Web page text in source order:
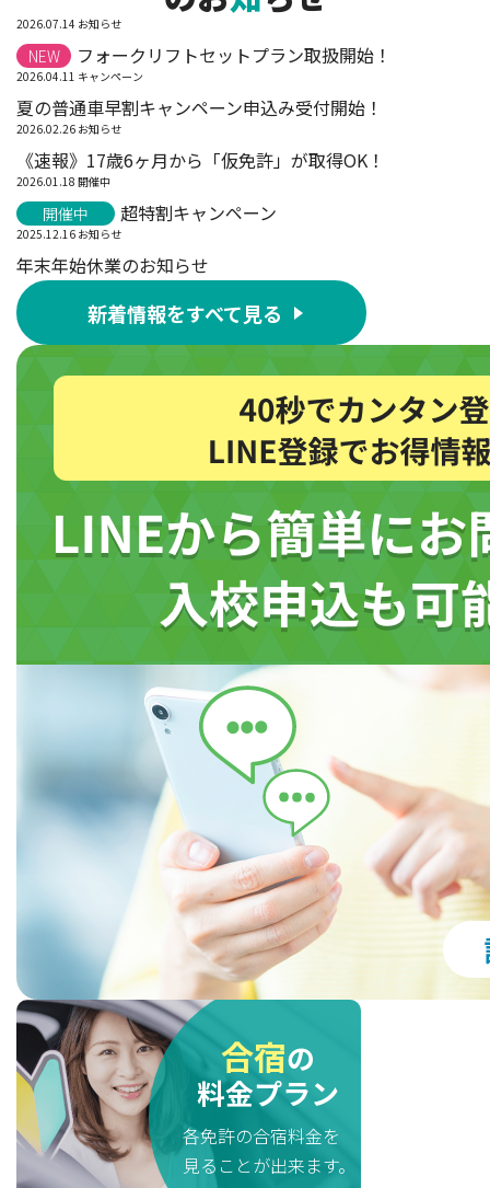
2026.07.14 お知らせ
NEW フォークリフトセットプラン取扱開始！
2026.04.11 キャンペーン
夏の普通車早割キャンペーン申込み受付開始！
2026.02.26 お知らせ
《速報》17歳6ヶ月から「仮免許」が取得OK！
2026.01.18 開催中
開催中 超特割キャンペーン
2025.12.16 お知らせ
年末年始休業のお知らせ
新着情報をすべて見る
合宿の
料金プラン
各免許の合宿料金を
見ることが出来ます。